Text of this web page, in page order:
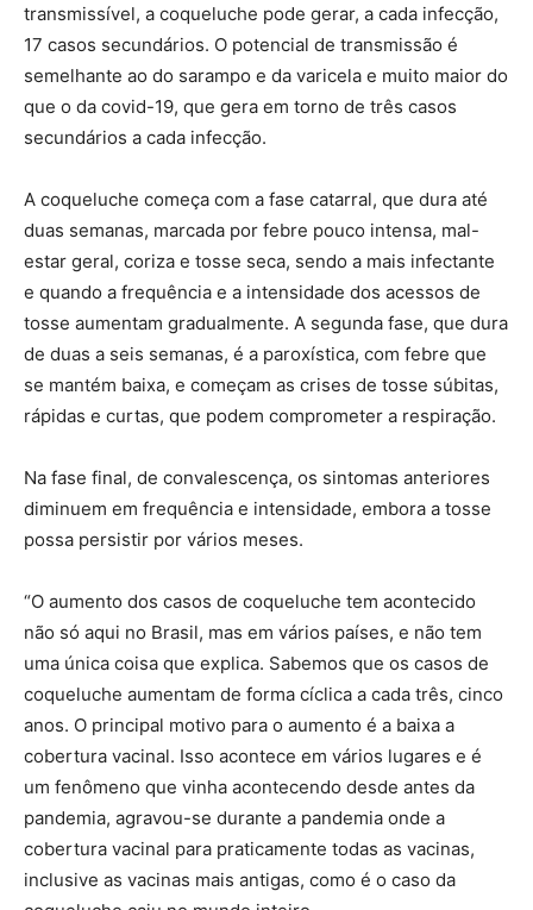
transmissível, a coqueluche pode gerar, a cada infecção,
17 casos secundários. O potencial de transmissão é
semelhante ao do sarampo e da varicela e muito maior do
que o da covid-19, que gera em torno de três casos
secundários a cada infecção.
A coqueluche começa com a fase catarral, que dura até
duas semanas, marcada por febre pouco intensa, mal-
estar geral, coriza e tosse seca, sendo a mais infectante
e quando a frequência e a intensidade dos acessos de
tosse aumentam gradualmente. A segunda fase, que dura
de duas a seis semanas, é a paroxística, com febre que
se mantém baixa, e começam as crises de tosse súbitas,
rápidas e curtas, que podem comprometer a respiração.
Na fase final, de convalescença, os sintomas anteriores
diminuem em frequência e intensidade, embora a tosse
possa persistir por vários meses.
“O aumento dos casos de coqueluche tem acontecido
não só aqui no Brasil, mas em vários países, e não tem
uma única coisa que explica. Sabemos que os casos de
coqueluche aumentam de forma cíclica a cada três, cinco
anos. O principal motivo para o aumento é a baixa a
cobertura vacinal. Isso acontece em vários lugares e é
um fenômeno que vinha acontecendo desde antes da
pandemia, agravou-se durante a pandemia onde a
cobertura vacinal para praticamente todas as vacinas,
inclusive as vacinas mais antigas, como é o caso da